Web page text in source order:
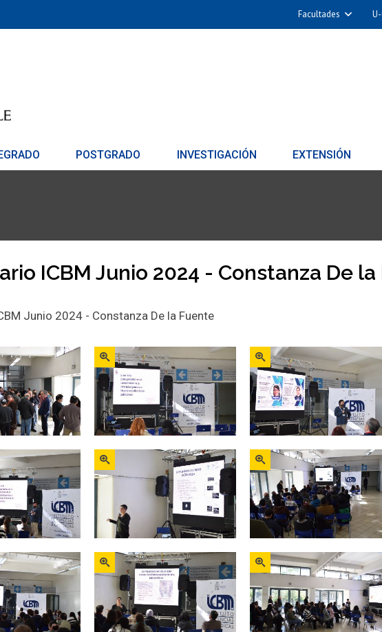
Facultades
POSTGRADO INVESTIGACIÓN EXTENSIÓN
ICBM Junio 2024 - Constanza De
Junio 2024 - Constanza De la Fuente
Zoom Zoom
Zoom Zoom
Zoom Zoom